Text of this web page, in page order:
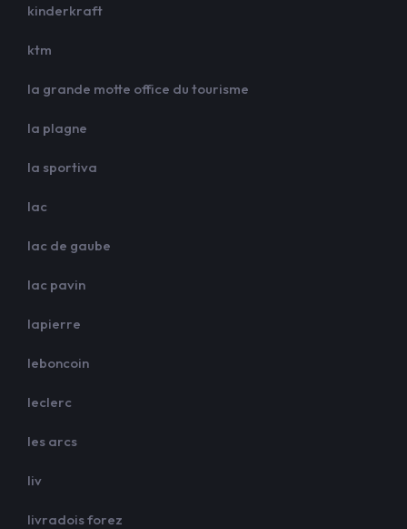
kinderkraft
ktm
la grande motte office du tourisme
la plagne
la sportiva
lac
lac de gaube
lac pavin
lapierre
leboncoin
leclerc
les arcs
liv
livradois forez